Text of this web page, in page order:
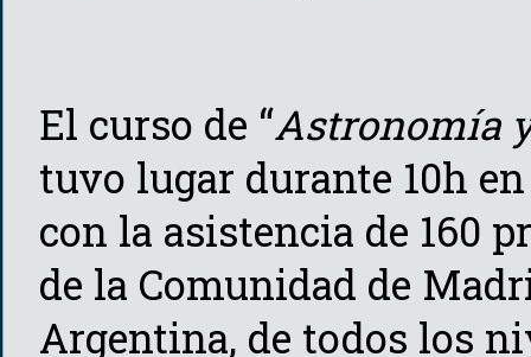
El curso de “Astronomía
tuvo lugar durante 10h
con la asistencia de 160
de la Comunidad de
Argentina, de todos los